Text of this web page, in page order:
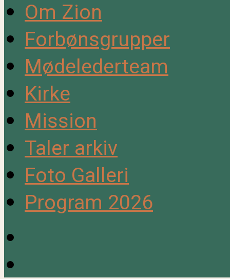
Om Zion
Forbønsgrupper
Mødelederteam
Kirke
Mission
Taler arkiv
Foto Galleri
Program 2026